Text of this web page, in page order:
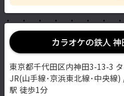
カラオケの鉄人
東京都千代田区内神田3-13-3
JR(山手線･京浜東北線･中央線
駅 徒歩1分